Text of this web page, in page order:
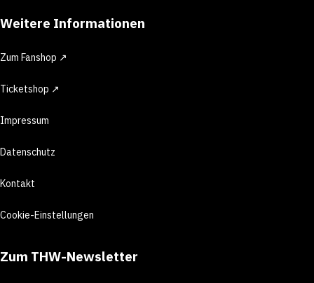
Weitere Informationen
Zum Fanshop ↗
Ticketshop ↗
Impressum
Datenschutz
Kontakt
Cookie-Einstellungen
Zum THW-Newsletter